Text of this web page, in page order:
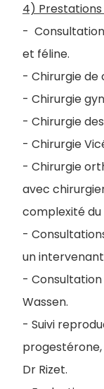
4)
-
et féline.
- Chirurgie de
- Chirurgie
- Chirurgie
- Chirurgie
- Chirurgie
avec
complexité du
-
un
-
Wassen.
- Suivi
Dr Rizet.